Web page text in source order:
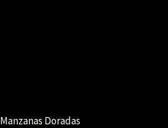
Manzanas Doradas